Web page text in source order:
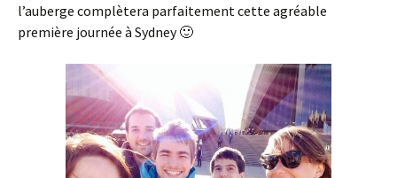
l’auberge complètera parfaitement cette agréable
première journée à Sydney 🙂